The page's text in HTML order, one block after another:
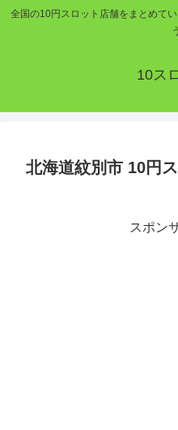
全国の10円スロット店舗をまとめて
10ス
北海道紋別市 10円
スポン